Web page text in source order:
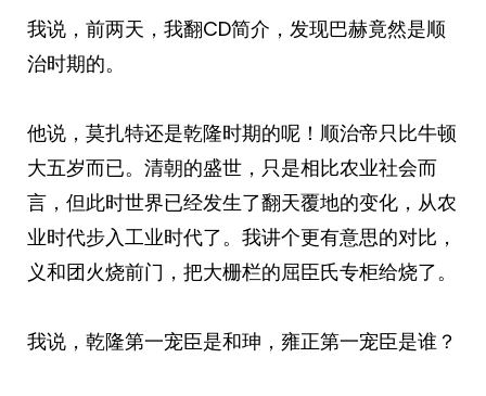
我说，前两天，我翻CD简介，发现巴赫竟然是顺
治时期的。
他说，莫扎特还是乾隆时期的呢！顺治帝只比牛顿
大五岁而已。清朝的盛世，只是相比农业社会而
言，但此时世界已经发生了翻天覆地的变化，从农
业时代步入工业时代了。我讲个更有意思的对比，
义和团火烧前门，把大栅栏的屈臣氏专柜给烧了。
我说，乾隆第一宠臣是和珅，雍正第一宠臣是谁？